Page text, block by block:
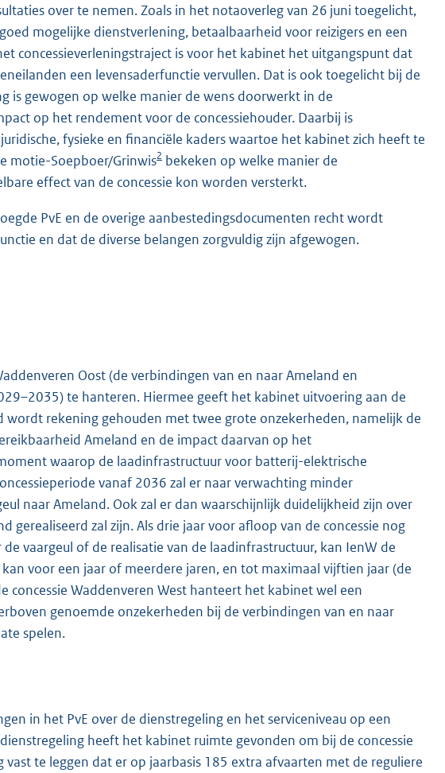
over te nemen. Zoals in het notaoverleg van 26 juni toegelicht,
mogelijke dienstverlening, betaalbaarheid voor reizigers en een
concessieverleningstraject is voor het kabinet het uitgangspunt dat
een levensaderfunctie vervullen. Dat is ook toegelicht bij de
is gewogen op welke manier de wens doorwerkt in de
op het rendement voor de concessiehouder. Daarbij is
fysieke en financiële kaders waartoe het kabinet zich heeft te
motie-Soepboer/Grinwis2 bekeken op welke manier de
effect van de concessie kon worden versterkt.
PvE en de overige aanbestedingsdocumenten recht wordt
en dat de diverse belangen zorgvuldig zijn afgewogen.
Oost (de verbindingen van en naar Ameland en
te hanteren. Hiermee geeft het kabinet uitvoering aan de
rekening gehouden met twee grote onzekerheden, namelijk de
Ameland en de impact daarvan op het
waarop de laadinfrastructuur voor batterij-elektrische
vanaf 2036 zal er naar verwachting minder
naar Ameland. Ook zal er dan waarschijnlijk duidelijkheid zijn over
gerealiseerd zal zijn. Als drie jaar voor afloop van de concessie nog
vaargeul of de realisatie van de laadinfrastructuur, kan IenW de
voor een jaar of meerdere jaren, en tot maximaal vijftien jaar (de
concessie Waddenveren West hanteert het kabinet wel een
genoemde onzekerheden bij de verbindingen van en naar
spelen.
in het PvE over de dienstregeling en het serviceniveau op een
heeft het kabinet ruimte gevonden om bij de concessie
te leggen dat er op jaarbasis 185 extra afvaarten met de reguliere